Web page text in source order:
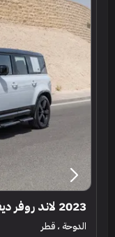
2023 لاند روفر ديفيندر 110
الدوحة ، قطر